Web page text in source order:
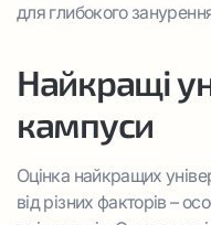
для глибокого
Найкращі
кампуси
Оцінка найкращих
від різних факторів –